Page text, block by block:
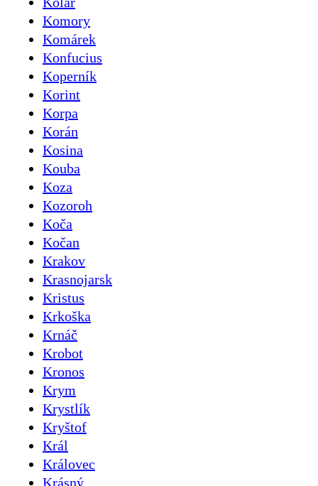
Komory
Komárek
Konfucius
Koperník
Korint
Korpa
Korán
Kosina
Kouba
Koza
Kozoroh
Koča
Kočan
Krakov
Krasnojarsk
Kristus
Krkoška
Krnáč
Krobot
Kronos
Krym
Krystlík
Kryštof
Král
Královec
Krásný